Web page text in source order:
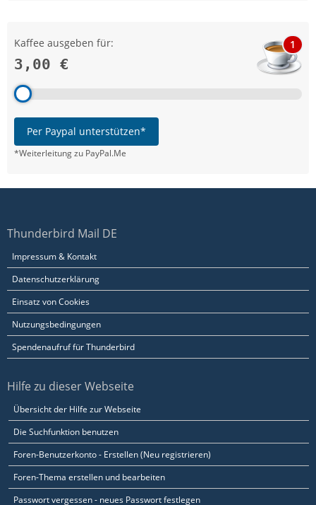
Kaffee ausgeben für:
3,00 €
1
Per Paypal unterstützen*
*Weiterleitung zu PayPal.Me
Thunderbird Mail DE
Impressum & Kontakt
Datenschutzerklärung
Einsatz von Cookies
Nutzungsbedingungen
Spendenaufruf für Thunderbird
Hilfe zu dieser Webseite
Übersicht der Hilfe zur Webseite
Die Suchfunktion benutzen
Foren-Benutzerkonto - Erstellen (Neu registrieren)
Foren-Thema erstellen und bearbeiten
Passwort vergessen - neues Passwort festlegen